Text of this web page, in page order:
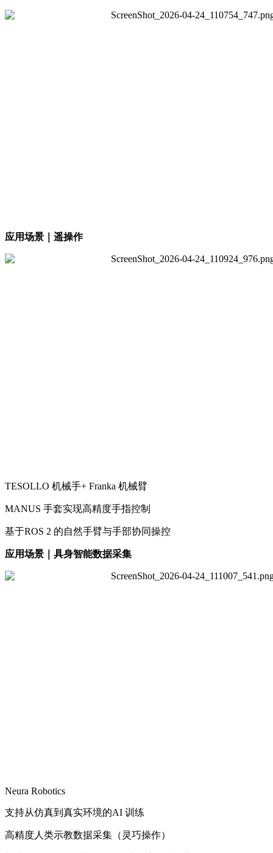
应用场景｜遥操作
TESOLLO 机械手+ Franka 机械臂
MANUS 手套实现高精度手指控制
基于ROS 2 的自然手臂与手部协同操控
应用场景｜具身智能数据采集
Neura Robotics
支持从仿真到真实环境的AI 训练
高精度人类示教数据采集（灵巧操作）